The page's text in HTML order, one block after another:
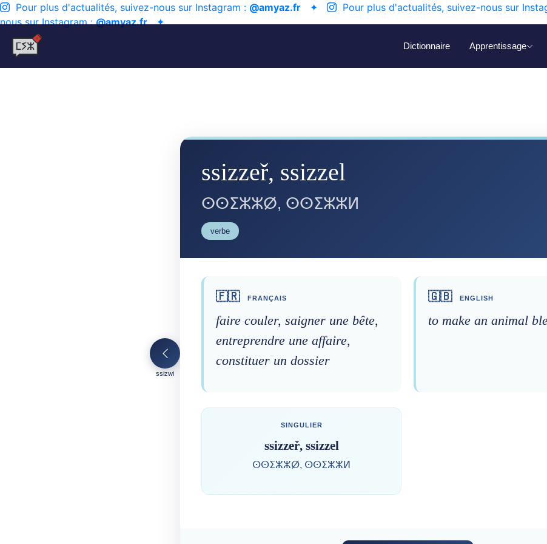
Pour plus d'actualités, suivez-nous sur Instagram : @amyaz.fr ✦ Pour plus d'actualités, suivez-nous sur
nous sur Instagram :@amyaz.fr✦
Dictionnaire Apprentissage
ssizwi
ssizzeř, ssizzel
ⵙⵙⵉⵣⵣⵁ, ⵙⵙⵉⵣⵣⵍ
verbe
🇫🇷 FRANÇAIS
faire couler, saigner une bête,
entreprendre une affaire,
constituer un dossier
🇬🇧 ENGLISH
to make an animal
SINGULIER
ssizzeř, ssizzel
ⵙⵙⵉⵣⵣⵁ, ⵙⵙⵉⵣⵣⵍ